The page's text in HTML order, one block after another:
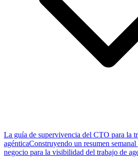
La guía de supervivencia del CTO para la
agénticaConstruyendo un resumen
negocio para la visibilidad del trabajo de